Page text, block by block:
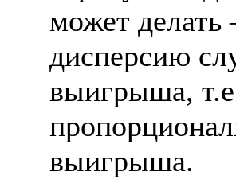
может
дисперсию
выигрыша,
выигрыша.